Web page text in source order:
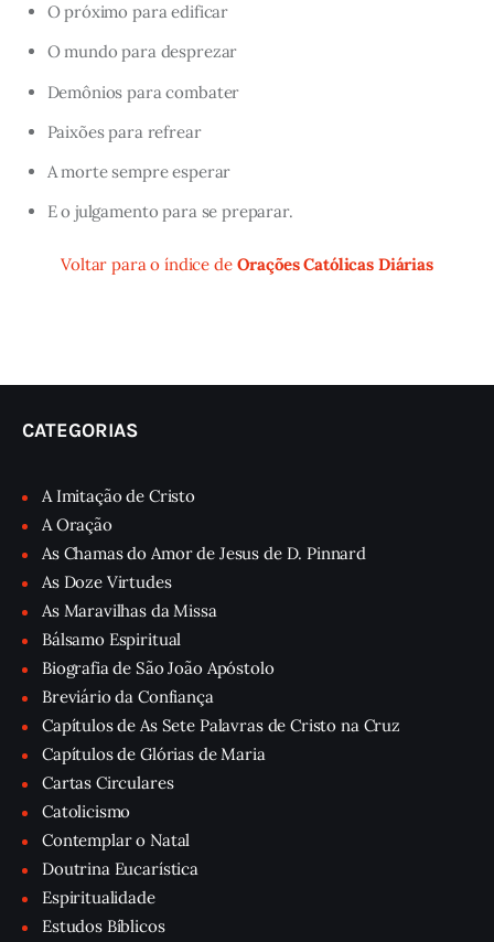
O próximo para edificar
O mundo para desprezar
Demônios para combater
Paixões para refrear
A morte sempre esperar
E o julgamento para se preparar.
Voltar para o índice de Orações Católicas Diárias
CATEGORIAS
A Imitação de Cristo
A Oração
As Chamas do Amor de Jesus de D. Pinnard
As Doze Virtudes
As Maravilhas da Missa
Bálsamo Espiritual
Biografia de São João Apóstolo
Breviário da Confiança
Capítulos de As Sete Palavras de Cristo na Cruz
Capítulos de Glórias de Maria
Cartas Circulares
Catolicismo
Contemplar o Natal
Doutrina Eucarística
Espiritualidade
Estudos Bíblicos